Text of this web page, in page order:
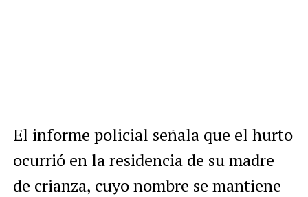
El informe policial señala que el hurto
ocurrió en la residencia de su madre
de crianza, cuyo nombre se mantiene